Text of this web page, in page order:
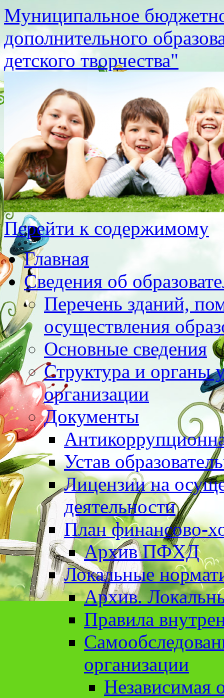
Муниципальное
дополнительного
детского творчества"
Перейти к содержимому
Главная
Сведения об
Перечень зданий,
осуществления
Основные сведения
Структура и органы
организации
Документы
Устав
Лицензии на
деятельности
План финансово-
Архив ПФХД
Локальные
Архив.
Правила
организации
Независимая